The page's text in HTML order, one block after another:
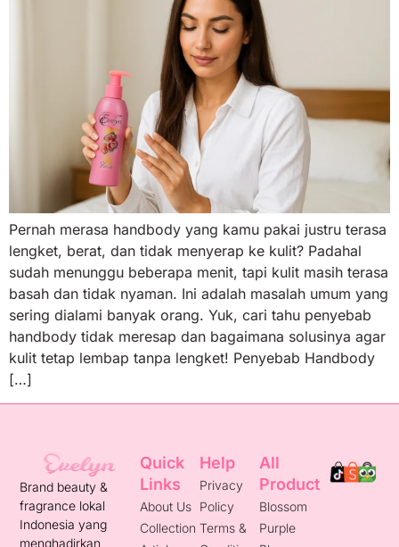
Pernah merasa handbody yang kamu pakai justru terasa
lengket, berat, dan tidak menyerap ke kulit? Padahal
sudah menunggu beberapa menit, tapi kulit masih terasa
basah dan tidak nyaman. Ini adalah masalah umum yang
sering dialami banyak orang. Yuk, cari tahu penyebab
handbody tidak meresap dan bagaimana solusinya agar
kulit tetap lembap tanpa lengket! Penyebab Handbody
[…]
Brand beauty &
fragrance lokal
Indonesia yang
menghadirkan
Quick
Links
About Us
Collection
Help
Privacy
Policy
Terms &
All
Product
Blossom
Purple